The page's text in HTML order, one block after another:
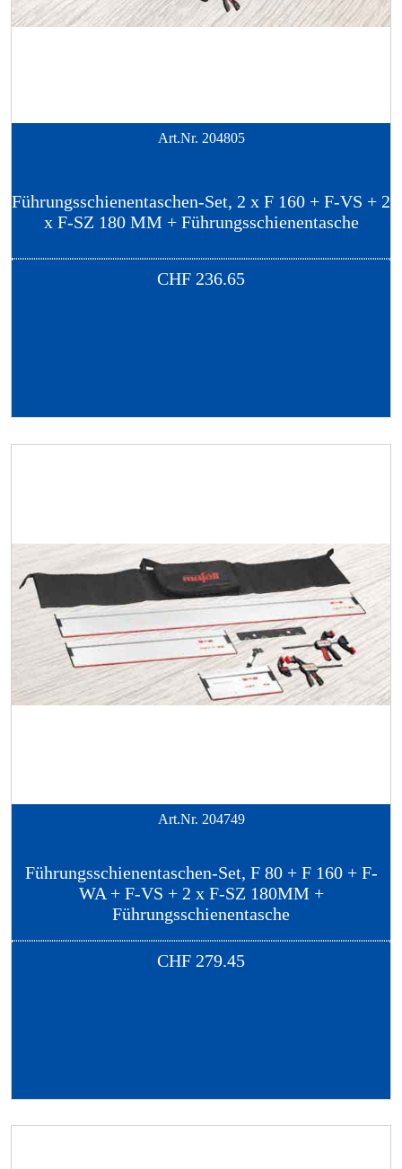
Art.Nr. 204805
Führungsschienentaschen-Set, 2 x F 160 + F-VS + 2
x F-SZ 180 MM + Führungsschienentasche
CHF 236.65
Art.Nr. 204749
Führungsschienentaschen-Set, F 80 + F 160 + F-
WA + F-VS + 2 x F-SZ 180MM +
Führungsschienentasche
CHF 279.45